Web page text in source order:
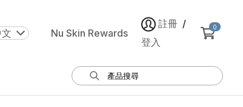
Nu Skin Rewards
註冊 /
登入
0